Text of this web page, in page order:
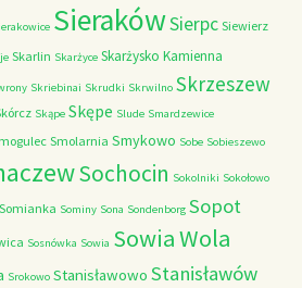
SierakówSierpc Siewierz
Skarlin Skarżyce Skarżysko Kamienna
Skriebinai Skrudki Skrwilno Skrzeszew
Skąpe Skępe Slude Smardzewice
Smolarnia Smykowo Sobe Sobieszewo
Sochocin Sokolniki Sokołowo
Somianka Sominy Sona Sondenborg Sopot
Sosnówka Sowia Sowia Wola
Srokowo Stanisławowo Stanisławów